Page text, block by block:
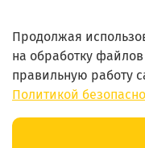
Информация
Помощь
Продолжая
на обработку
правильную работу
Политикой